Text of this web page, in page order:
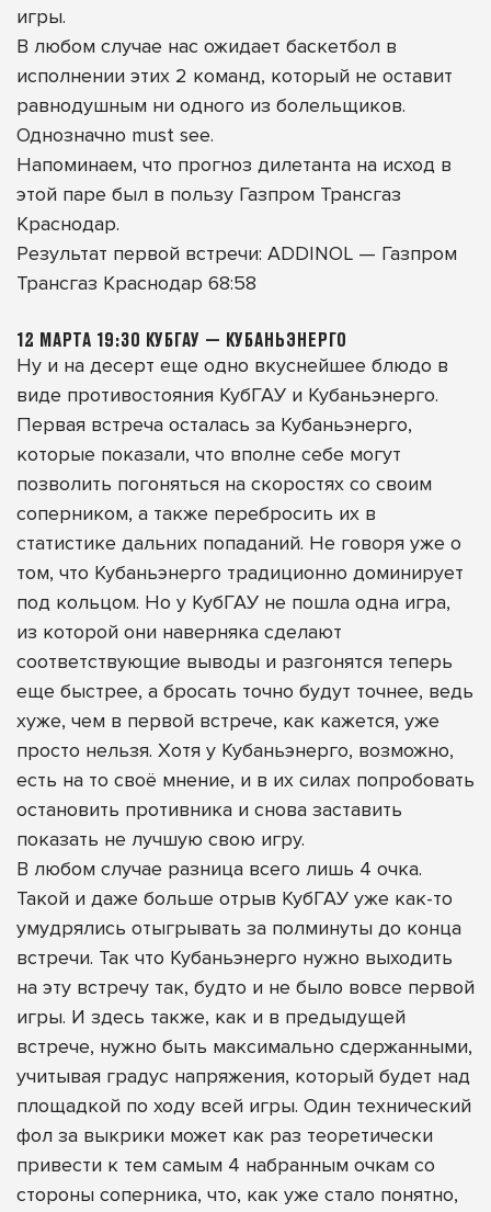
игры.
В любом случае нас ожидает баскетбол в
исполнении этих 2 команд, который не оставит
равнодушным ни одного из болельщиков.
Однозначно must see.
Напоминаем, что прогноз дилетанта на исход в
этой паре был в пользу Газпром Трансгаз
Краснодар.
Результат первой встречи: ADDINOL — Газпром
Трансгаз Краснодар 68:58
12 МАРТА 19:30 КУБГАУ — КУБАНЬЭНЕРГО
Ну и на десерт еще одно вкуснейшее блюдо в
виде противостояния КубГАУ и Кубаньэнерго.
Первая встреча осталась за Кубаньэнерго,
которые показали, что вполне себе могут
позволить погоняться на скоростях со своим
соперником, а также перебросить их в
статистике дальних попаданий. Не говоря уже о
том, что Кубаньэнерго традиционно доминирует
под кольцом. Но у КубГАУ не пошла одна игра,
из которой они наверняка сделают
соответствующие выводы и разгонятся теперь
еще быстрее, а бросать точно будут точнее, ведь
хуже, чем в первой встрече, как кажется, уже
просто нельзя. Хотя у Кубаньэнерго, возможно,
есть на то своё мнение, и в их силах попробовать
остановить противника и снова заставить
показать не лучшую свою игру.
В любом случае разница всего лишь 4 очка.
Такой и даже больше отрыв КубГАУ уже как-то
умудрялись отыгрывать за полминуты до конца
встречи. Так что Кубаньэнерго нужно выходить
на эту встречу так, будто и не было вовсе первой
игры. И здесь также, как и в предыдущей
встрече, нужно быть максимально сдержанными,
учитывая градус напряжения, который будет над
площадкой по ходу всей игры. Один технический
фол за выкрики может как раз теоретически
привести к тем самым 4 набранным очкам со
стороны соперника, что, как уже стало понятно,